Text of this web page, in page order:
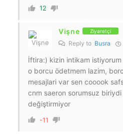
12
Vişne Ziyaretçi
Reply to Busra
İftira:) kizin intikam
o borcu ödetmem lazim,
mesajlari var sen cooook
cnm saeron sorumsuz
değiştirmiyor
-11